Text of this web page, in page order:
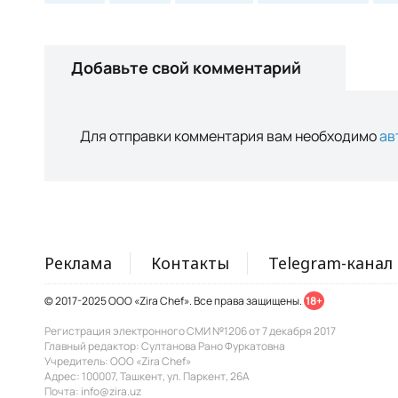
Добавьте свой комментарий
Для отправки комментария вам необходимо
Реклама Контакты Telegram-канал
© 2017-2025 ООО «Zira Chef». Все права защищены. 18+
Регистрация электронного СМИ №1206 от 7 декабря 2017
Главный редактор: Султанова Рано Фуркатовна
Учредитель: ООО «Zira Chef»
Адрес: 100007, Ташкент, ул. Паркент, 26А
Почта: info@zira.uz